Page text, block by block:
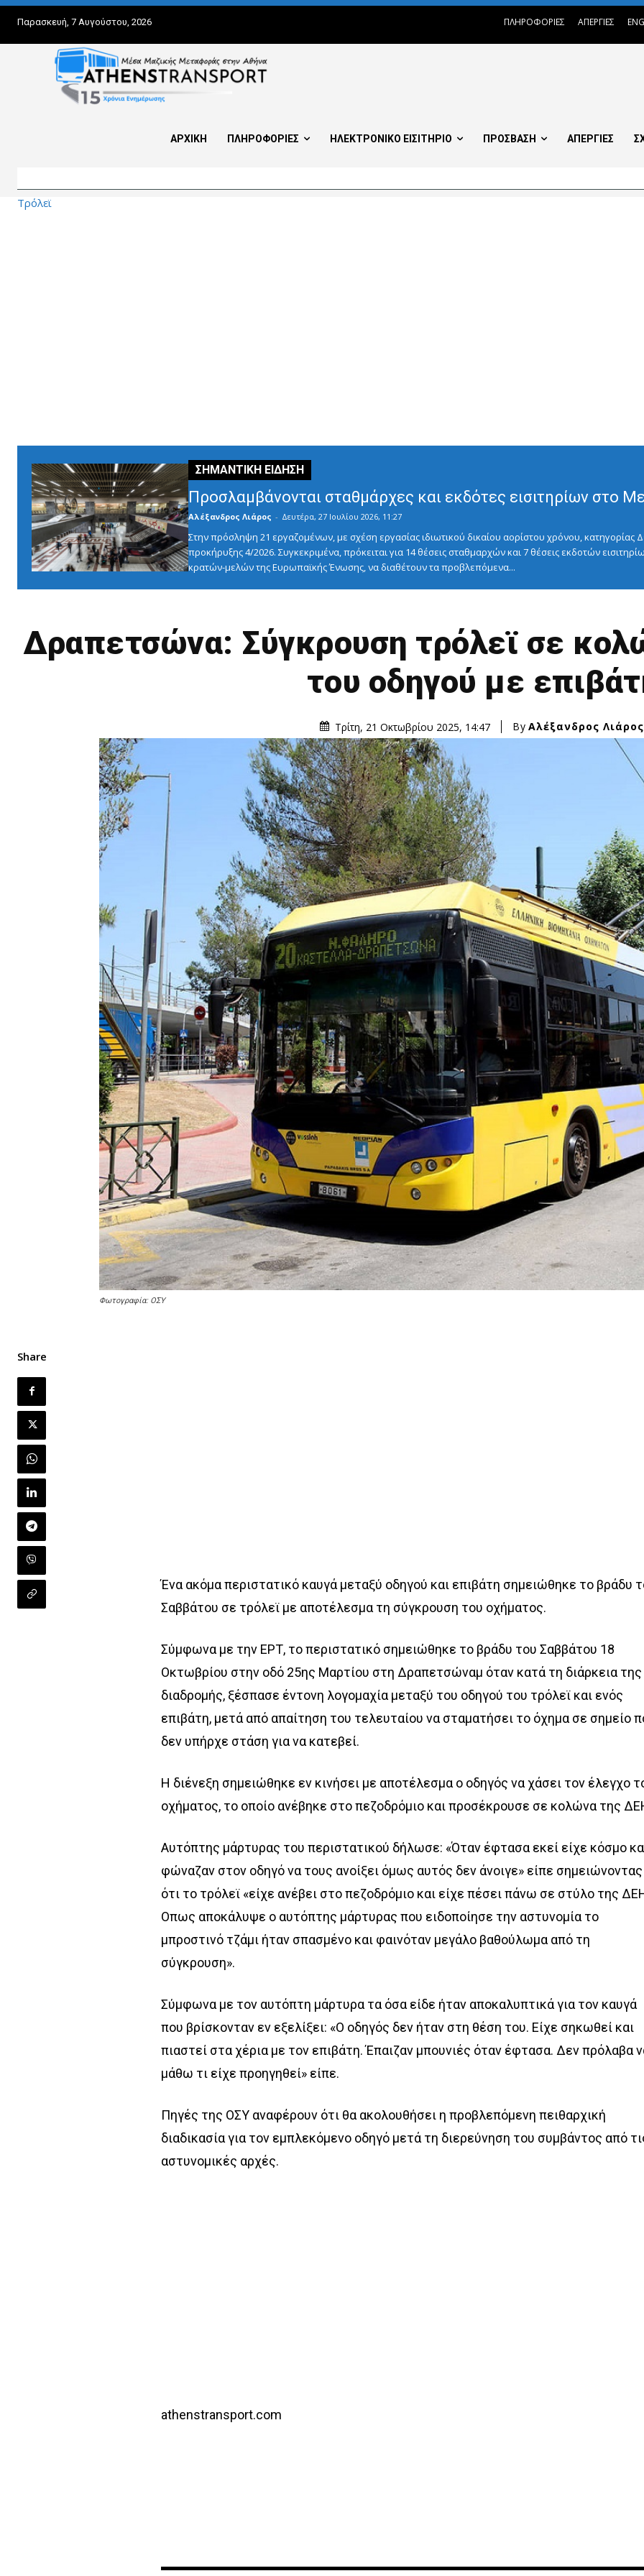
Παρασκευή, 7 Αυγούστου, 2026 ΠΛΗΡΟΦΟΡΙΕΣ ΑΠΕΡΓΙΕΣ
ΑΡΧΙΚΗ ΠΛΗΡΟΦΟΡΙΕΣ ΗΛΕΚΤΡΟΝΙΚΟ ΕΙΣΙΤΗΡΙΟ ΠΡΟΣΒΑΣΗ ΑΠΕΡΓΙΕΣ
Τρόλεϊ
Προσλαμβάνονται σταθμάρχες και εκδότες εισιτηρίων στο
Αλέξανδρος Λιάρος - Δευτέρα, 27 Ιουλίου 2026, 11:27
Στην πρόσληψη 21 εργαζομένων, με σχέση εργασίας ιδιωτικού δικαίου αορίστου χρόνου,
προκήρυξης 4/2026. Συγκεκριμένα, πρόκειται για 14 θέσεις σταθμαρχών και 7 θέσεις εκδοτών
κρατών-μελών της Ευρωπαϊκής Ένωσης, να διαθέτουν τα προβλεπόμενα...
Δραπετσώνα: Σύγκρουση τρόλεϊ σε
του οδηγού με
Τρίτη, 21 Οκτωβρίου 2025, 14:47 By Αλέξανδρος Λιάρος
Φωτογραφία: ΟΣΥ
Share
Ένα ακόμα περιστατικό καυγά μεταξύ οδηγού και επιβάτη σημειώθηκε το βράδυ
Σαββάτου σε τρόλεϊ με αποτέλεσμα τη σύγκρουση του οχήματος.
Σύμφωνα με την ΕΡΤ, το περιστατικό σημειώθηκε το βράδυ του Σαββάτου 18
Οκτωβρίου στην οδό 25ης Μαρτίου στη Δραπετσώναμ όταν κατά τη διάρκεια της
διαδρομής, ξέσπασε έντονη λογομαχία μεταξύ του οδηγού του τρόλεϊ και ενός
επιβάτη, μετά από απαίτηση του τελευταίου να σταματήσει το όχημα σε σημείο
δεν υπήρχε στάση για να κατεβεί.
Η διένεξη σημειώθηκε εν κινήσει με αποτέλεσμα ο οδηγός να χάσει τον έλεγχο
οχήματος, το οποίο ανέβηκε στο πεζοδρόμιο και προσέκρουσε σε κολώνα της
Αυτόπτης μάρτυρας του περιστατικού δήλωσε: «Όταν έφτασα εκεί είχε κόσμο
φώναζαν στον οδηγό να τους ανοίξει όμως αυτός δεν άνοιγε» είπε σημειώνοντας
ότι το τρόλεϊ «είχε ανέβει στο πεζοδρόμιο και είχε πέσει πάνω σε στύλο της
Οπως αποκάλυψε ο αυτόπτης μάρτυρας που ειδοποίησε την αστυνομία το
μπροστινό τζάμι ήταν σπασμένο και φαινόταν μεγάλο βαθούλωμα από τη
σύγκρουση».
Σύμφωνα με τον αυτόπτη μάρτυρα τα όσα είδε ήταν αποκαλυπτικά για τον καυγά
που βρίσκονταν εν εξελίξει: «Ο οδηγός δεν ήταν στη θέση του. Είχε σηκωθεί και
πιαστεί στα χέρια με τον επιβάτη. Έπαιζαν μπουνιές όταν έφτασα. Δεν πρόλαβα
μάθω τι είχε προηγηθεί» είπε.
Πηγές της ΟΣΥ αναφέρουν ότι θα ακολουθήσει η προβλεπόμενη πειθαρχική
διαδικασία για τον εμπλεκόμενο οδηγό μετά τη διερεύνηση του συμβάντος από
αστυνομικές αρχές.
athenstransport.com